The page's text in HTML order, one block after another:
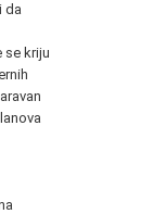
da
se kriju